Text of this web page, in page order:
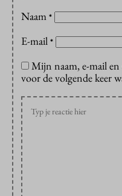
Naam *
E-mail *
Mijn naam, e-mail en
voor de volgende keer